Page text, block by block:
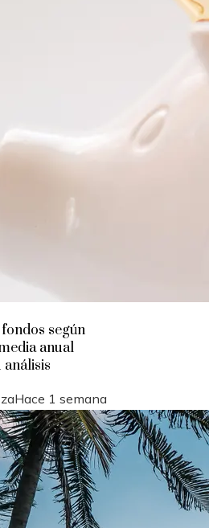
según
anual
Hace 1 semana